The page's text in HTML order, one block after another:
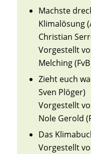
Machste
Klimalösung
Christian
Vorgestellt
Melching
Zieht euch
Sven Plöger)
Vorgestellt
Nole Gerold
Das
Vorgestellt